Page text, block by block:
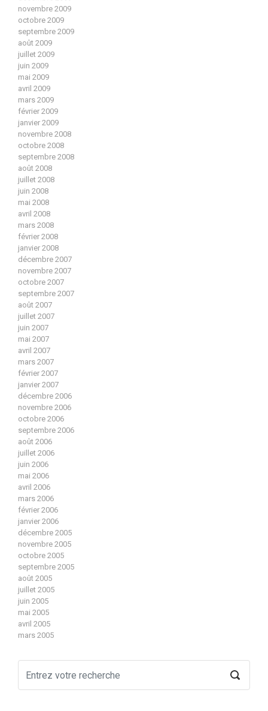
novembre 2009
octobre 2009
septembre 2009
août 2009
juillet 2009
juin 2009
mai 2009
avril 2009
mars 2009
février 2009
janvier 2009
novembre 2008
octobre 2008
septembre 2008
août 2008
juillet 2008
juin 2008
mai 2008
avril 2008
mars 2008
février 2008
janvier 2008
décembre 2007
novembre 2007
octobre 2007
septembre 2007
août 2007
juillet 2007
juin 2007
mai 2007
avril 2007
mars 2007
février 2007
janvier 2007
décembre 2006
novembre 2006
octobre 2006
septembre 2006
août 2006
juillet 2006
juin 2006
mai 2006
avril 2006
mars 2006
février 2006
janvier 2006
décembre 2005
novembre 2005
octobre 2005
septembre 2005
août 2005
juillet 2005
juin 2005
mai 2005
avril 2005
mars 2005